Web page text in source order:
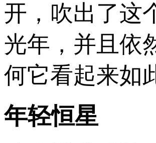
开，吹出了这
光年，并且依
何它看起来如
年轻恒星